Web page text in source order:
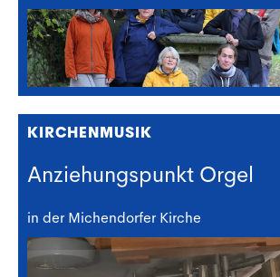
KIRCHENMUSIK
Anziehungspunkt Orgel
in der Michendorfer Kirche